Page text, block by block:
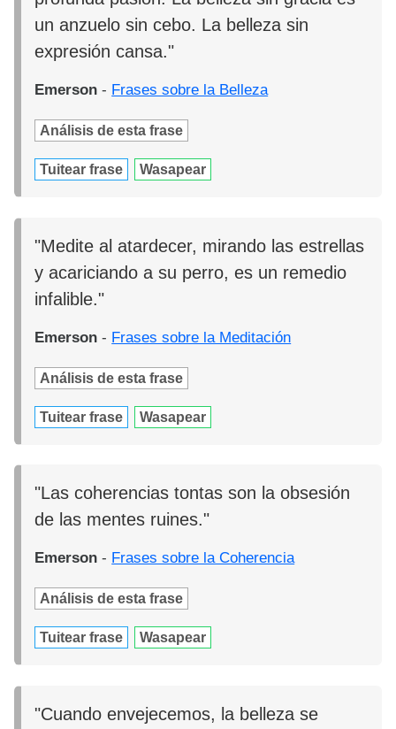
un anzuelo sin cebo. La belleza sin
expresión cansa."
Emerson - Frases sobre la Belleza
Análisis de esta frase
Tuitear frase Wasapear
"Medite al atardecer, mirando las estrellas
y acariciando a su perro, es un remedio
infalible."
Emerson - Frases sobre la Meditación
Análisis de esta frase
Tuitear frase Wasapear
"Las coherencias tontas son la obsesión
de las mentes ruines."
Emerson - Frases sobre la Coherencia
Análisis de esta frase
Tuitear frase Wasapear
"Cuando envejecemos, la belleza se